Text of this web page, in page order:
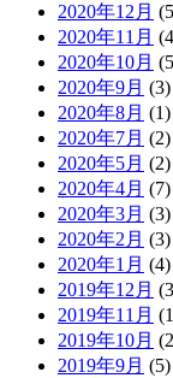
2020年12月
2020年11月
2020年10月
2020年9月 (3)
2020年8月 (1)
2020年7月 (2)
2020年5月 (2)
2020年4月 (7)
2020年3月 (3)
2020年2月 (3)
2020年1月 (4)
2019年12月
2019年11月
2019年10月
2019年9月 (5)